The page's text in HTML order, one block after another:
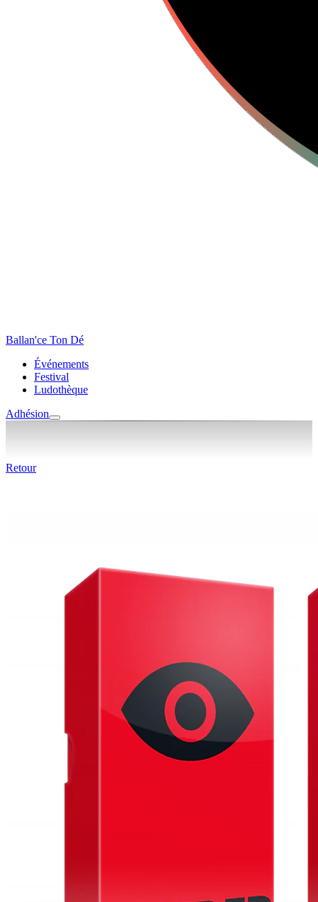
Ballan'ce Ton Dé
Événements
Festival
Ludothèque
Adhésion
Retour